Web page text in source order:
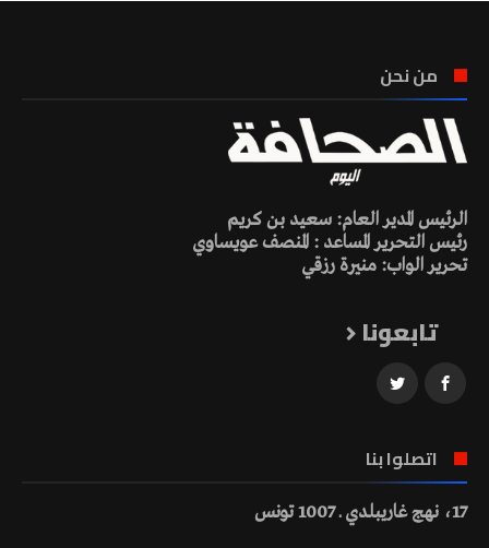
من نحن
الرئيس المدير العام: سعيد بن كريم
رئيس التحرير المساعد : المنصف عويساوي
تحرير الواب: منيرة رزقي
تابعونا
اتصلوا بنا
17، نهج غاريبلدي ـ 1007 تونس